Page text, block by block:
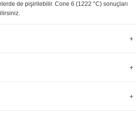
de pişirilebilir. Cone 6 (1222 °C) sonuçları